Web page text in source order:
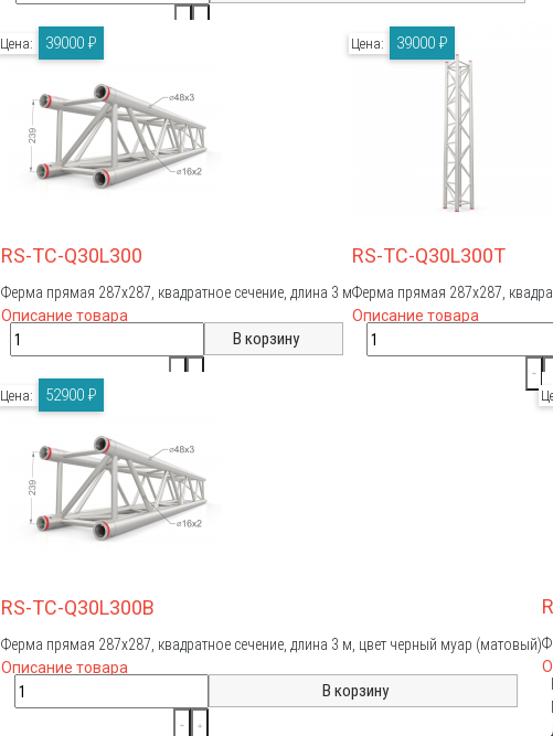
RS-TC-Q30L300
Ферма прямая 287х287, квадратное сечение, длина 3 м
Описание товара
Цена: 39000 ₽
RS-TC-Q30L300T
Ферма прямая 287х287,
Описание товара
Цена: 39000 ₽
RS-TC-Q30L300B
Ферма прямая 287х287, квадратное сечение, длина 3 м, цвет черный муар (матовый)
Описание товара
Цена: 52900 ₽